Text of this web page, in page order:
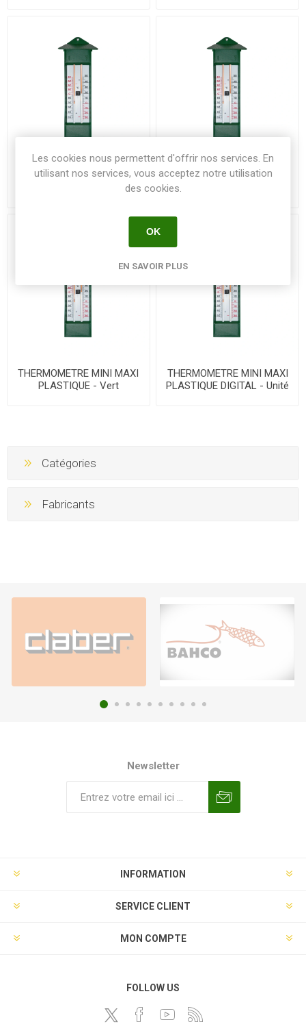
THERMOMETRE MINI MAXI
THERMOMETRE MINI MAXI
THERMOMETRE MINI MAXI
PLASTIQUE - Vert
THERMOMETRE MINI MAXI
PLASTIQUE DIGITAL - Unité
Catégories
Fabricants
Newsletter
INFORMATION
SERVICE CLIENT
MON COMPTE
FOLLOW US
Les cookies nous permettent d'offrir nos services. En
utilisant nos services, vous acceptez notre utilisation
des cookies.
OK
EN SAVOIR PLUS